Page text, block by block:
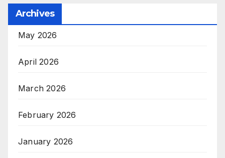
Archives
May 2026
April 2026
March 2026
February 2026
January 2026